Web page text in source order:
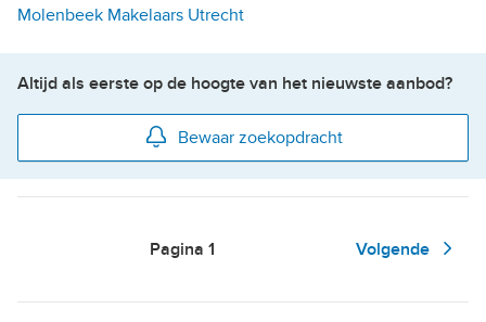
Molenbeek Makelaars Utrecht
Altijd als eerste op de hoogte van het nieuwste aanbod?
Bewaar zoekopdracht
Pagina 1 Volgende